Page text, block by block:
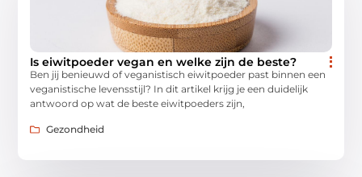
Is eiwitpoeder vegan en welke zijn de beste?
Ben jij benieuwd of veganistisch eiwitpoeder past binnen een
veganistische levensstijl? In dit artikel krijg je een duidelijk
antwoord op wat de beste eiwitpoeders zijn,
Gezondheid